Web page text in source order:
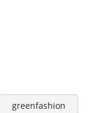
greenfashion